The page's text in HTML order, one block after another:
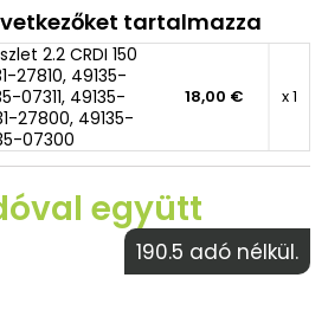
tartalmazza
2.2 CRDI 150
27810, 49135-
07311, 49135-
27800, 49135-
07300
18,00 € x 1
együtt
190.5 adó nélkül.